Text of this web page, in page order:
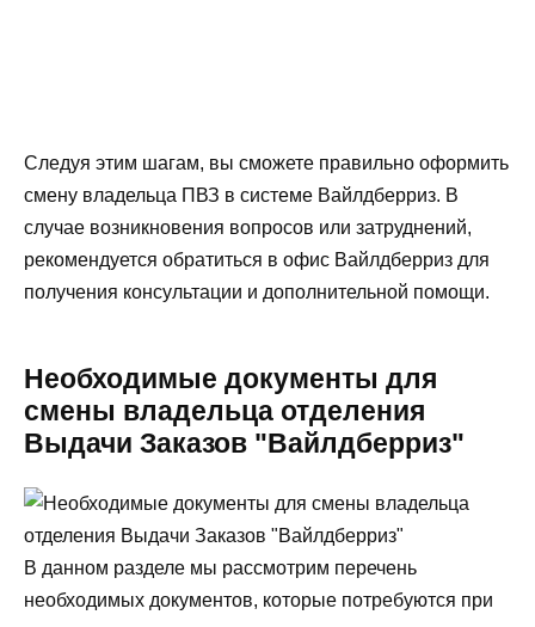
Следуя этим шагам, вы сможете правильно оформить
смену владельца ПВЗ в системе Вайлдберриз. В
случае возникновения вопросов или затруднений,
рекомендуется обратиться в офис Вайлдберриз для
получения консультации и дополнительной помощи.
Необходимые документы для
смены владельца отделения
Выдачи Заказов "Вайлдберриз"
В данном разделе мы рассмотрим перечень
необходимых документов, которые потребуются при